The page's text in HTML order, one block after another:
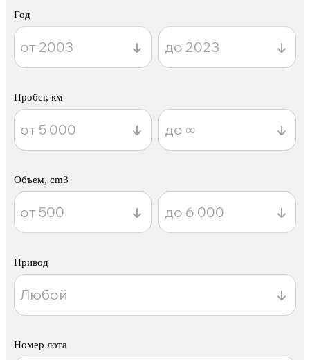
Год
Пробег, км
Объем, cm3
Привод
Номер лота